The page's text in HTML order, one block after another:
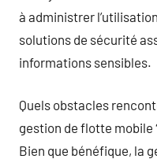
à administrer
solutions de sécurité
informations sensibles.
Quels obstacles
gestion de flotte mobile
Bien que bénéfique, la